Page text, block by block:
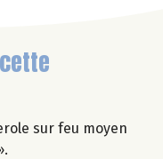
sur feu moyen